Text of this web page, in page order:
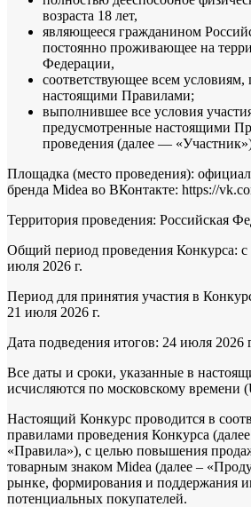
возраста 18 лет,
являющееся гражданином
постоянно проживающее на
Федерации,
соответствующее всем
настоящими Правилами;
выполнившее все условия
предусмотренные настоящими
проведения (далее —
Площадка (место проведения):
бренда Midea во ВКонтакте: https://
Территория проведения: Российская
Общий период проведения Конкурса: с
июля 2026 г.
Период для принятия участия в
21 июля 2026 г.
Дата подведения итогов: 24 июля 2026
Все даты и сроки, указанные в
исчисляются по московскому времени
Настоящий Конкурс проводится в
правилами проведения Конкурса
«Правила»), с целью повышения
товарным знаком Midea (далее –
рынке, формирования и поддержания
потенциальных покупателей.